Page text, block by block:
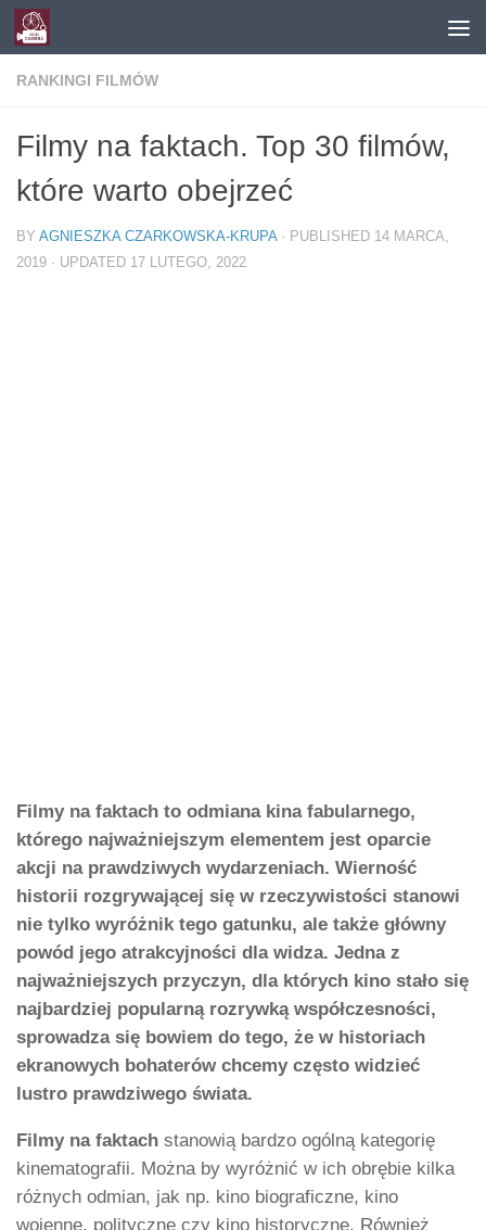
Skip to content
RANKINGI FILMÓW
Filmy na faktach. Top 30 filmów,
które warto obejrzeć
BY AGNIESZKA CZARKOWSKA-KRUPA · PUBLISHED 14 MARCA,
2019 · UPDATED 17 LUTEGO, 2022
Filmy na faktach to odmiana kina fabularnego,
którego najważniejszym elementem jest oparcie
akcji na prawdziwych wydarzeniach. Wierność
historii rozgrywającej się w rzeczywistości stanowi
nie tylko wyróżnik tego gatunku, ale także główny
powód jego atrakcyjności dla widza. Jedna z
najważniejszych przyczyn, dla których kino stało się
najbardziej popularną rozrywką współczesności,
sprowadza się bowiem do tego, że w historiach
ekranowych bohaterów chcemy często widzieć
lustro prawdziwego świata.
Filmy na faktach stanowią bardzo ogólną kategorię
kinematografii. Można by wyróżnić w ich obrębie kilka
różnych odmian, jak np. kino biograficzne, kino
wojenne, polityczne czy kino historyczne. Również